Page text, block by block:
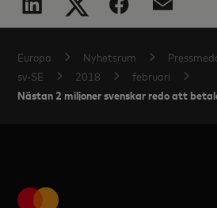
Europa Nyhetsrum
sv-SE
2018 februari
Nästan 2 miljoner svenskar redo att